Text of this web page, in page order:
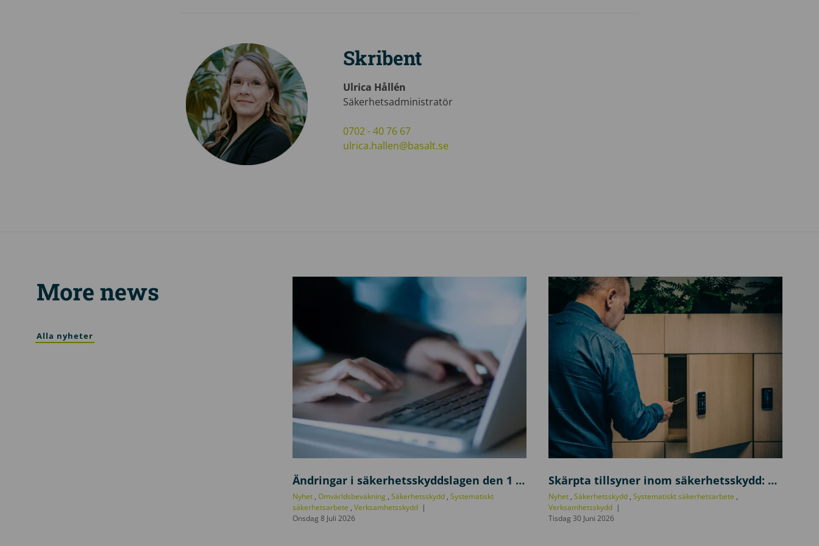
Skribent
Ulrica Hållén
Säkerhetsadministratör
0702 - 40 76 67
ulrica.hallen@basalt.se
More news
Alla nyheter
p
p
d
a
Ändringar i säkerhetsskyddslagen den 1 juli 2026
Nyhet , Omvärldsbevakning , Säkerhetsskydd , Systematiskt
säkerhetsarbete , Verksamhetsskydd
Onsdag 8 Juli 2026
l
h
a
_
Skärpta tillsyner inom säkerhetsskydd: här brister det oftast i verksamheter
Nyhet , Säkerhetsskydd , Systematiskt säkerhetsarbete ,
Verksamhetsskydd
Tisdag 30 Juni 2026